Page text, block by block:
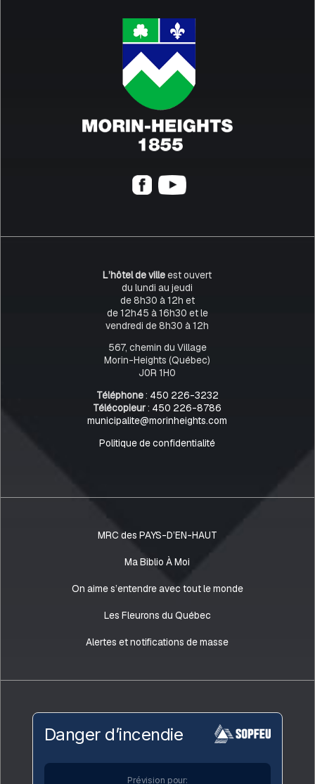
L’hôtel de villeest ouvert
du lundi au jeudi
de 8h30 à 12h et
de 12h45 à 16h30 et le
vendredi de 8h30 à 12h
567, chemin du Village
Morin-Heights (Québec)
J0R 1H0
Téléphone: 450 226-3232
Télécopieur: 450 226-8786
municipalite@morinheights.com
Politique de confidentialité
MRC des PAYS-D’EN-HAUT
Ma Biblio À Moi
On aime s’entendre avec tout le monde
Les Fleurons du Québec
Alertes et notifications de masse
Danger d’incendie
Prévision pour: